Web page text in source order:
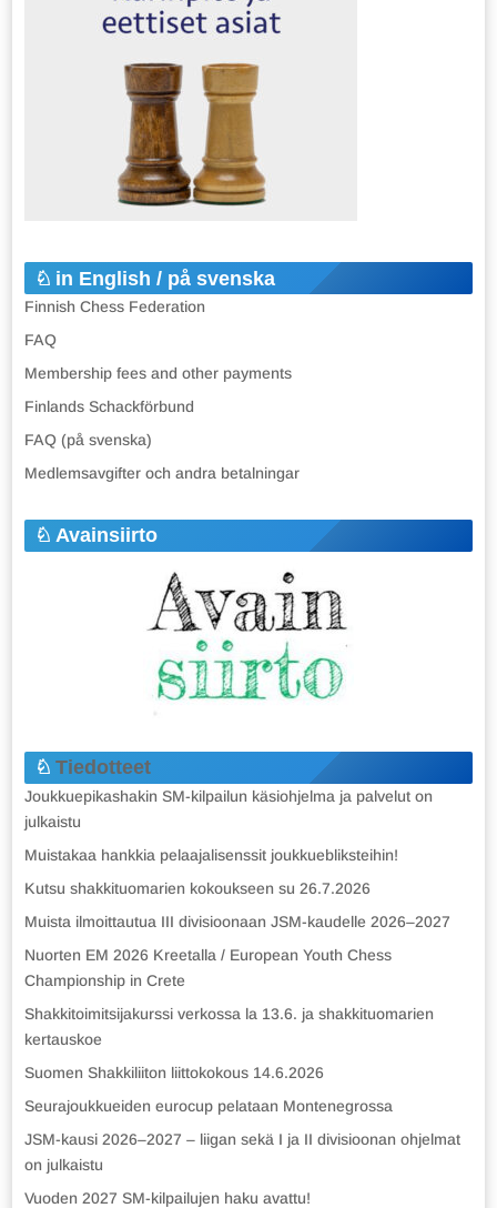
in English / på svenska
Finnish Chess Federation
FAQ
Membership fees and other payments
Finlands Schackförbund
FAQ (på svenska)
Medlemsavgifter och andra betalningar
Avainsiirto
Tiedotteet
Joukkuepikashakin SM-kilpailun käsiohjelma ja palvelut on
julkaistu
Muistakaa hankkia pelaajalisenssit joukkuebliksteihin!
Kutsu shakkituomarien kokoukseen su 26.7.2026
Muista ilmoittautua III divisioonaan JSM-kaudelle 2026–2027
Nuorten EM 2026 Kreetalla / European Youth Chess
Championship in Crete
Shakkitoimitsijakurssi verkossa la 13.6. ja shakkituomarien
kertauskoe
Suomen Shakkiliiton liittokokous 14.6.2026
Seurajoukkueiden eurocup pelataan Montenegrossa
JSM-kausi 2026–2027 – liigan sekä I ja II divisioonan ohjelmat
on julkaistu
Vuoden 2027 SM-kilpailujen haku avattu!